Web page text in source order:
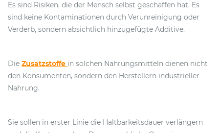
Es sind Risiken, die der Mensch selbst geschaffen hat. Es
sind keine Kontaminationen durch Verunreinigung oder
Verderb, sondern absichtlich hinzugefügte Additive.
Die Zusatzstoffe in solchen Nahrungsmitteln dienen nicht
den Konsumenten, sondern den Herstellern industrieller
Nahrung.
Sie sollen in erster Linie die Haltbarkeitsdauer verlängern